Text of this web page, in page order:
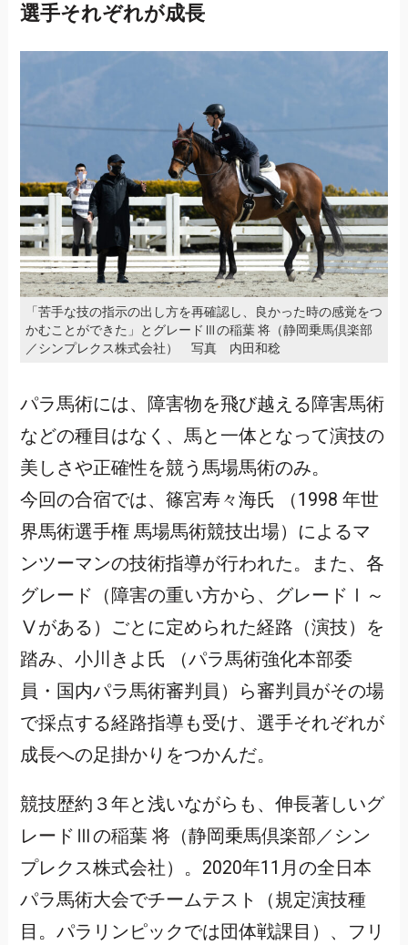
選手それぞれが成長
「苦手な技の指示の出し方を再確認し、良かった時の感覚をつ
かむことができた」とグレードⅢの稲葉 将（静岡乗馬倶楽部
／シンプレクス株式会社） 写真 内田和稔
パラ馬術には、障害物を飛び越える障害馬術
などの種目はなく、馬と一体となって演技の
美しさや正確性を競う馬場馬術のみ。
今回の合宿では、篠宮寿々海氏 （1998 年世
界馬術選手権 馬場馬術競技出場）によるマ
ンツーマンの技術指導が行われた。また、各
グレード（障害の重い方から、グレードⅠ～
Ⅴがある）ごとに定められた経路（演技）を
踏み、小川きよ氏 （パラ馬術強化本部委
員・国内パラ馬術審判員）ら審判員がその場
で採点する経路指導も受け、選手それぞれが
成長への足掛かりをつかんだ。
競技歴約３年と浅いながらも、伸長著しいグ
レードⅢの稲葉 将（静岡乗馬倶楽部／シン
プレクス株式会社）。2020年11月の全日本
パラ馬術大会でチームテスト（規定演技種
目。パラリンピックでは団体戦課目）、フリ